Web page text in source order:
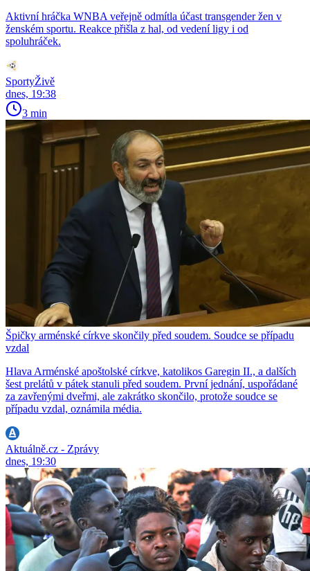
Aktivní hráčka WNBA veřejně odmítla účast transgender žen v
ženském sportu. Reakce přišla z hal, od vedení ligy i od
spoluhráček.
SportyŽivě
dnes, 19:38
3 min
Špičky arménské církve skončily před soudem. Soudce se případu
vzdal
Hlava Arménské apoštolské církve, katolikos Garegin II., a dalších
šest prelátů v pátek stanuli před soudem. První jednání, uspořádané
za zavřenými dveřmi, ale zakrátko skončilo, protože soudce se
případu vzdal, oznámila média.
Aktuálně.cz - Zprávy
dnes, 19:30